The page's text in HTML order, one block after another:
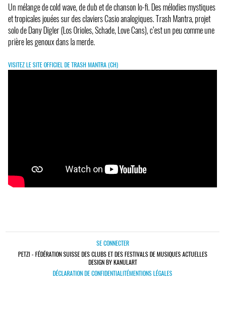
Un mélange de cold wave, de dub et de chanson lo-fi. Des mélodies mystiques
et tropicales jouées sur des claviers Casio analogiques. Trash Mantra, projet
solo de Dany Digler (Los Orioles, Schade, Love Cans), c’est un peu comme une
prière les genoux dans la merde.
VISITEZ LE SITE OFFICIEL DE TRASH MANTRA (CH)
SE CONNECTER
PETZI - FÉDÉRATION SUISSE DES CLUBS ET DES FESTIVALS DE MUSIQUES ACTUELLES
DESIGN BY KANULART
DÉCLARATION DE CONFIDENTIALITÉMENTIONS LÉGALES